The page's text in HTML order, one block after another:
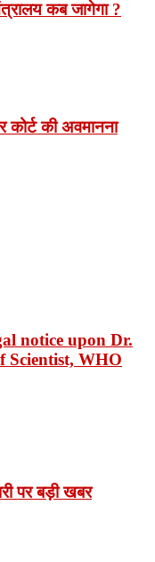
कब जागेगा ?
कोर्ट की अवमानना
notice upon Dr.
Scientist, WHO
पर बड़ी खबर